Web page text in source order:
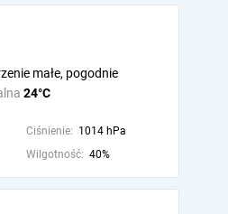
24°C
małe, pogodnie
Ciśnienie: 1014 hPa
Wilgotność: 40%